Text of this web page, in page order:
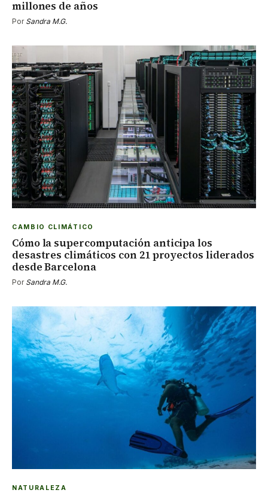
millones de años
Por Sandra M.G.
CAMBIO CLIMÁTICO
Cómo la supercomputación anticipa los
desastres climáticos con 21 proyectos liderados
desde Barcelona
Por Sandra M.G.
NATURALEZA